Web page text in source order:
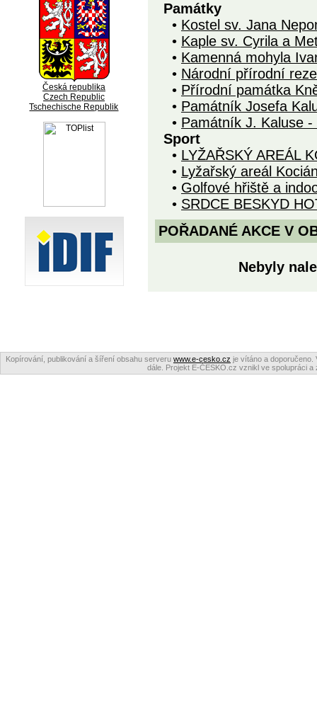
Česká republika
Czech Republic
Tschechische Republik
Památky
• Kostel sv. Jana
• Kaple sv. Cyrila a
• Kamenná mohyla
• Národní přírodní
• Přírodní památka
• Památník Josefa
• Památník J. Kaluse -
Sport
• LYŽAŘSKÝ AREÁL
• Lyžařský areál
• Golfové hřiště a
• SRDCE BESKYD
POŘADANÉ AKCE V
Nebyly
Kopírování, publikování a šíření obsahu serveru www.e-cesko.cz je vítáno a doporučeno.
dále. Projekt E-ČESKO.cz vznikl ve spolupráci